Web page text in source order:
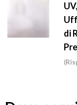
di